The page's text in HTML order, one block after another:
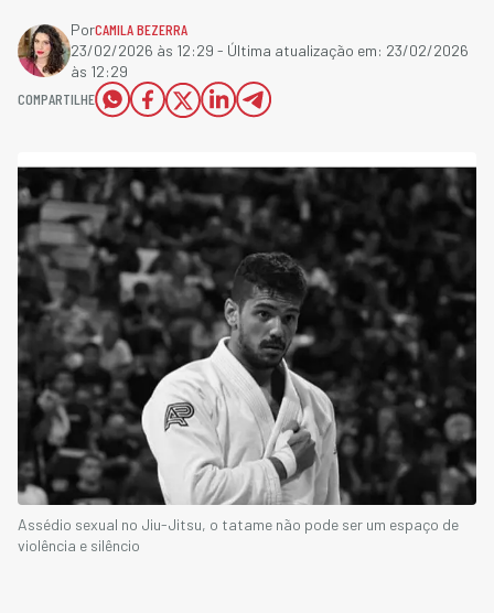
PorCAMILA BEZERRA
23/02/2026 às 12:29 - Última atualização em: 23/02/2026
às 12:29
COMPARTILHE
Assédio sexual no Jiu-Jitsu, o tatame não pode ser um espaço de
violência e silêncio